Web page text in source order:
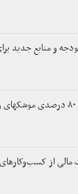
و منابع جدید
مالی از